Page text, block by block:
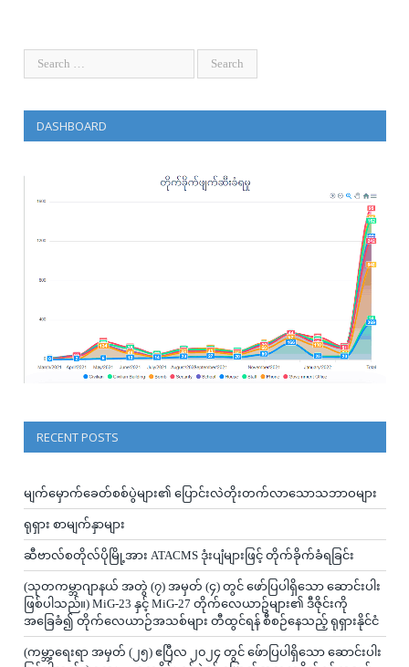
DASHBOARD
RECENT POSTS
မျက်မှောက်ခေတ်စစ်ပွဲများ၏ ပြောင်းလဲတိုးတက်လာသောသဘာဝများ
ရုရှား စာမျက်နှာများ
ဆီဗာလ်စတိုလ်ပိုမြို့အား ATACMS ဒုံးပျံများဖြင့် တိုက်ခိုက်ခံရခြင်း
(သုတကမ္ဘာဂျာနယ် အတွဲ (၇) အမှတ် (၄) တွင် ဖော်ပြပါရှိသော ဆောင်းပါး
ဖြစ်ပါသည်။) MiG-23 နှင့် MiG-27 တိုက်လေယာဥ်များ၏ ဒီဇိုင်းကို
အခြေခံ၍ တိုက်လေယာဉ်အသစ်များ တီထွင်ရန် စီစဉ်နေသည့် ရုရှားနိုင်ငံ
(ကမ္ဘာ့ရေးရာ အမှတ် (၂၅) ဧပြီလ ၂၀၂၄ တွင် ဖ်ောပြပါရှိသော ဆောင်းပါး